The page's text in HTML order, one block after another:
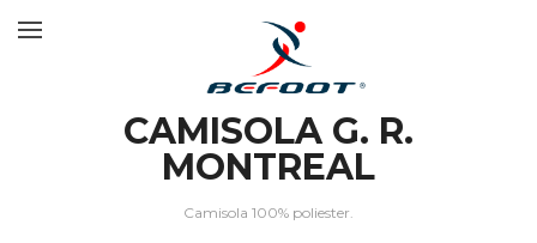
CAMISOLA G. R.
MONTREAL
Camisola 100% poliester.